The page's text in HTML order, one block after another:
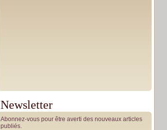
Newsletter
Abonnez-vous pour être averti des nouveaux articles
publiés.